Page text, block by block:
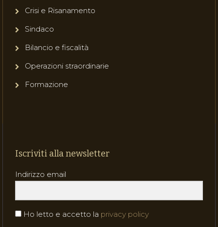
Crisi e Risanamento
Sindaco
Bilancio e fiscalità
Operazioni straordinarie
Formazione
Iscriviti alla newsletter
Indirizzo email
Ho letto e accetto la privacy policy